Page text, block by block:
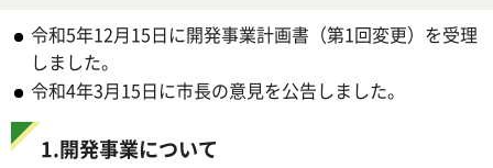
令和5年12月15日に開発事業計画書（第1回変更）を受理
しました。
令和4年3月15日に市長の意見を公告しました。
1.開発事業について